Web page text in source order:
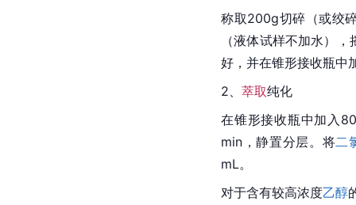
称取200g切碎（或绞
（液体试样不加水），
好，并在锥形接收瓶中
2、 萃取纯化
在锥形接收瓶中加入
min，静置分层。将二
mL。
对于含有较高浓度乙醇